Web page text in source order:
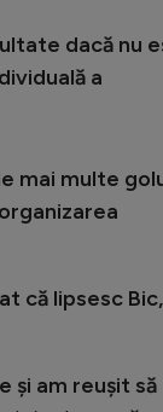
dacă nu
a
mai multe
că lipsesc Bic,
și am reușit să